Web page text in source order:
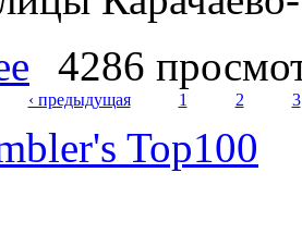
о Коммунисты и комсомольцы
посвященном Дню Победы
4286
‹ предыдущая 1 2 3